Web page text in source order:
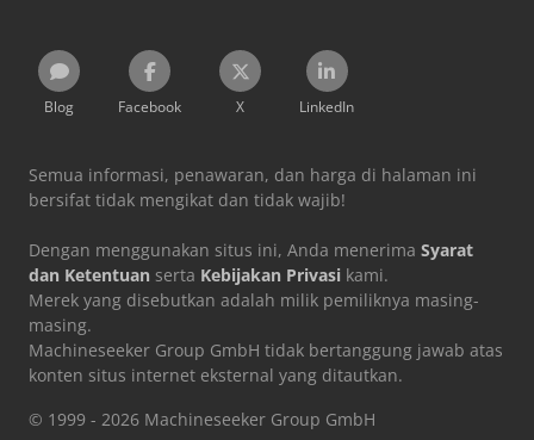
Blog Facebook X LinkedIn
Semua informasi, penawaran, dan harga di halaman ini
bersifat tidak mengikat dan tidak wajib!
Dengan menggunakan situs ini, Anda menerima Syarat
dan Ketentuan serta Kebijakan Privasi kami.
Merek yang disebutkan adalah milik pemiliknya masing-
masing.
Machineseeker Group GmbH tidak bertanggung jawab atas
konten situs internet eksternal yang ditautkan.
© 1999 - 2026 Machineseeker Group GmbH